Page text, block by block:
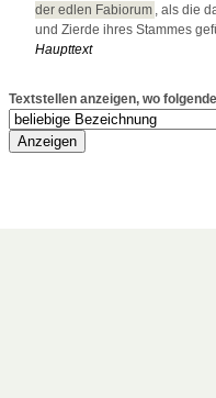
der edlen Fabiorum , als die
und Zierde ihres Stammes
Haupttext
Textstellen anzeigen, wo